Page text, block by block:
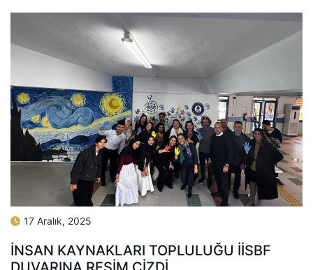
17 Aralık, 2025
İNSAN KAYNAKLARI TOPLULUĞU İİSBF